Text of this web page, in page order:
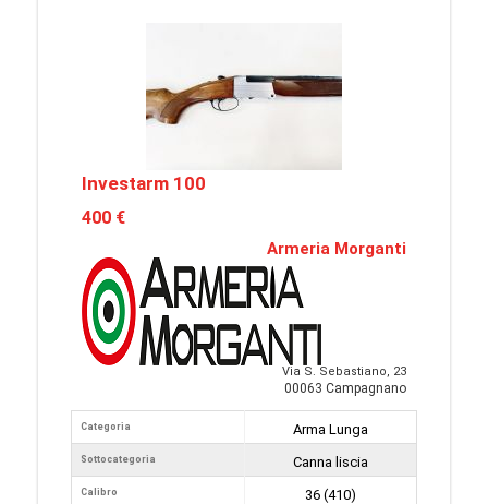
Investarm 100
400 €
Armeria Morganti
Via S. Sebastiano, 23
00063 Campagnano
Categoria
Sottocategoria
Calibro
Arma Lunga
Canna liscia
36 (410)